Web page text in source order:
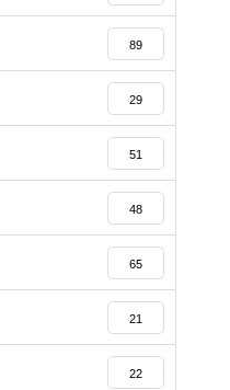
89
29
51
48
65
21
22